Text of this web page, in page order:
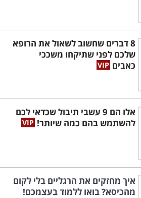
8 דברים שחשוב לשאול את הרופא
שלכם לפני שתיקחו משככי
כאבים
אלו הם 9 עשבי תיבול שכדאי לכם
להשתמש בהם כמה שיותר!
איך מחזקים את הרגליים בלי לקום
מהכיסא? בואו ללמוד בעצמכם!